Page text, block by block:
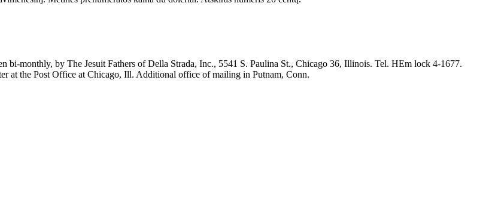
monthly, by The Jesuit Fathers of Della Strada, Inc., 5541 S. Paulina St., Chicago 36, Illinois. Tel. HEm lock 4-1677.
at the Post Office at Chicago, Ill. Additional office of mailing in Putnam, Conn.